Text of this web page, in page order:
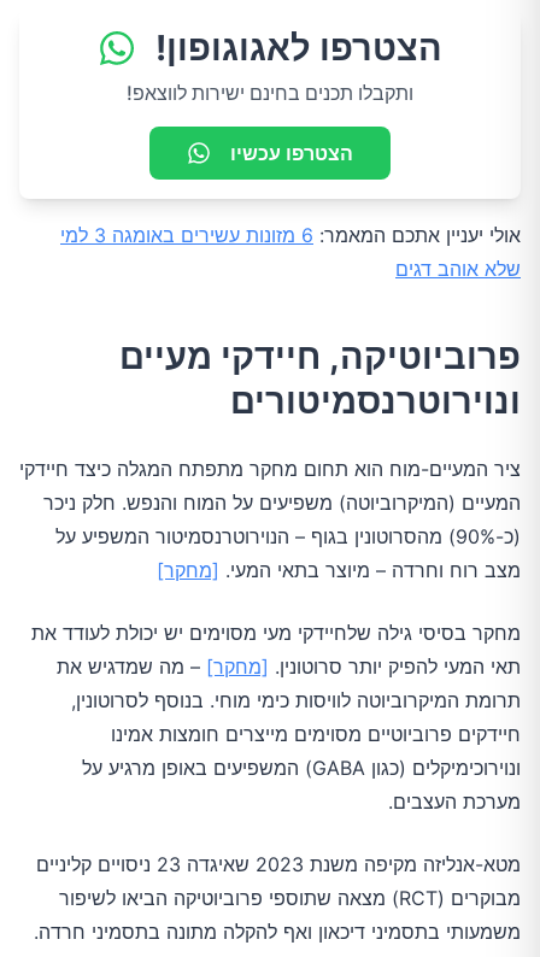
הצטרפו לאגוגופון!
ותקבלו תכנים בחינם ישירות לווצאפ!
הצטרפו עכשיו
אולי יעניין אתכם המאמר:
6 מזונות עשירים באומגה 3 למי
שלא אוהב דגים
פרוביוטיקה, חיידקי מעיים
ונוירוטרנסמיטורים
ציר המעיים-מוח הוא תחום מחקר מתפתח המגלה כיצד חיידקי
המעיים (המיקרוביוטה) משפיעים על המוח והנפש. חלק ניכר
(כ-90%) מהסרוטונין בגוף – הנוירוטרנסמיטור המשפיע על
מצב רוח וחרדה – מיוצר בתאי המעי. [מחקר]
מחקר בסיסי גילה שלחיידקי מעי מסוימים יש יכולת לעודד את
תאי המעי להפיק יותר סרוטונין. [מחקר] – מה שמדגיש את
תרומת המיקרוביוטה לוויסות כימי מוחי. בנוסף לסרוטונין,
חיידקים פרוביוטיים מסוימים מייצרים חומצות אמינו
ונוירוכימיקלים (כגון GABA) המשפיעים באופן מרגיע על
מערכת העצבים.
מטא-אנליזה מקיפה משנת 2023 שאיגדה 23 ניסויים קליניים
מבוקרים (RCT) מצאה שתוספי פרוביוטיקה הביאו לשיפור
משמעותי בתסמיני דיכאון ואף להקלה מתונה בתסמיני חרדה.